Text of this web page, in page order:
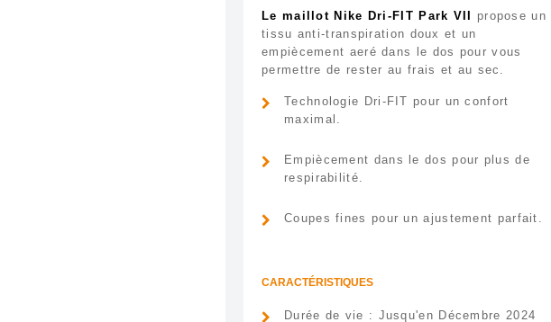
Le maillot Nike Dri-FIT Park VII
propose un
tissu anti-transpiration doux et un
empiècement aeré dans le dos pour vous
permettre de rester au frais et au sec.
Technologie Dri-FIT pour un confort
maximal.
Empiècement dans le dos pour plus de
respirabilité.
Coupes fines pour un ajustement parfait.
CARACTÉRISTIQUES
Durée de vie : Jusqu'en Décembre 2024